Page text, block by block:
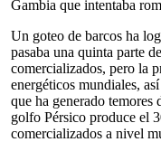
Gambia que intentaba
Un goteo de barcos ha
pasaba una quinta parte
comercializados, pero la
energéticos mundiales,
que ha generado temores
golfo Pérsico produce el
comercializados a nivel